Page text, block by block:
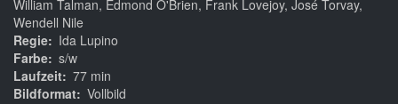
William Talman, Edmond O'Brien, Frank Lovejoy, José Torvay,
Wendell Nile
Regie
Ida Lupino
Farbe s/w
Laufzeit 77 min
Bildformat Vollbild